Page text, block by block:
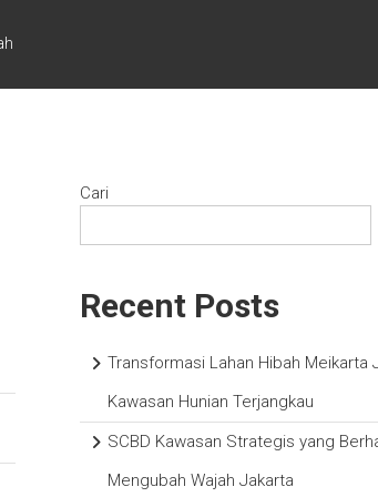
Cari
Recent Posts
Transformasi Lahan Hibah Meikarta
Kawasan Hunian Terjangkau
SCBD Kawasan Strategis yang
Mengubah Wajah Jakarta